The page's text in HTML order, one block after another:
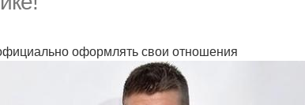
оформлять свои отношения